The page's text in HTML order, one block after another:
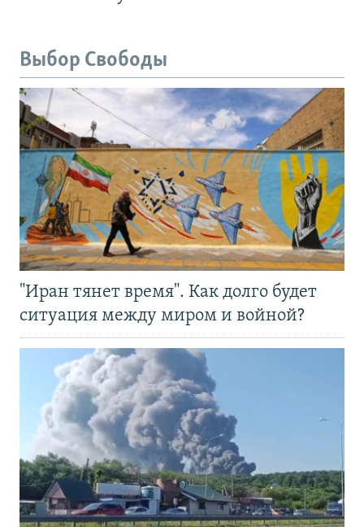
Выбор Свободы
"Иран тянет время". Как долго будет
ситуация между миром и войной?